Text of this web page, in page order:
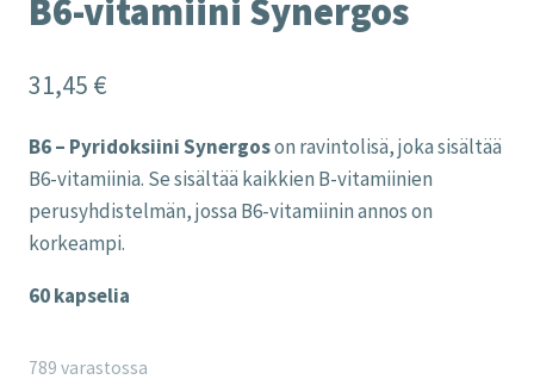
B6-vitamiini Synergos
31,45 €
B6 – Pyridoksiini Synergoson ravintolisä, joka sisältää
B6-vitamiinia. Se sisältää kaikkien B-vitamiinien
perusyhdistelmän, jossa B6-vitamiinin annos on
korkeampi.
60 kapselia
789 varastossa